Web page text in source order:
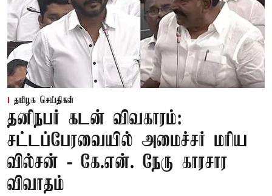
தமிழக செய்திகள்
தனிநபர் கடன் விவகாரம்:
சட்டப்பேரவையில் அமைச்சர் மரிய
வில்சன் - கே.என். நேரு காரசார
விவாதம்